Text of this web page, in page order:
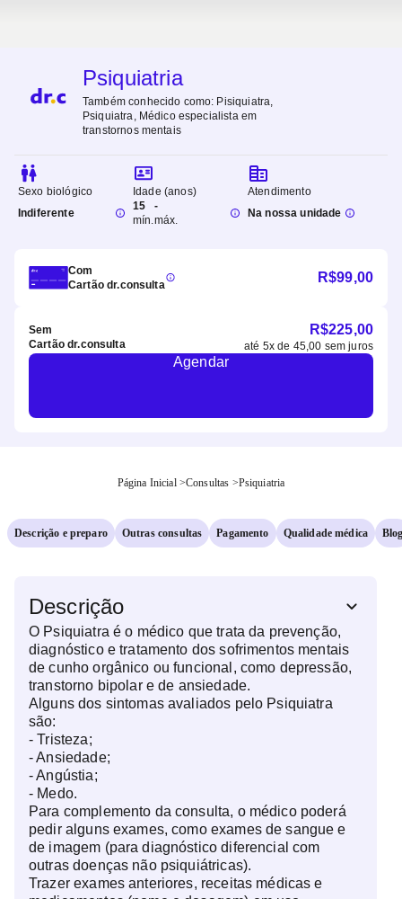
Psiquiatria
Também conhecido como: Pisiquiatra,
Psiquiatra, Médico especialista em
transtornos mentais
Sexo biológico
Indiferente
Idade (anos)
15
mín.
-
máx.
Atendimento
Na nossa unidade
Com
Cartão dr.consulta
R$99,00
Sem
Cartão dr.consulta
R$225,00
até 5x de 45,00 sem juros
Agendar
Página Inicial >Consultas >Psiquiatria
Descrição e preparo Outras consultas Pagamento Qualidade médica
Descrição
O Psiquiatra é o médico que trata da prevenção,
diagnóstico e tratamento dos sofrimentos mentais
de cunho orgânico ou funcional, como depressão,
transtorno bipolar e de ansiedade.
Alguns dos sintomas avaliados pelo Psiquiatra
são:
- Tristeza;
- Ansiedade;
- Angústia;
- Medo.
Para complemento da consulta, o médico poderá
pedir alguns exames, como exames de sangue e
de imagem (para diagnóstico diferencial com
outras doenças não psiquiátricas).
Trazer exames anteriores, receitas médicas e